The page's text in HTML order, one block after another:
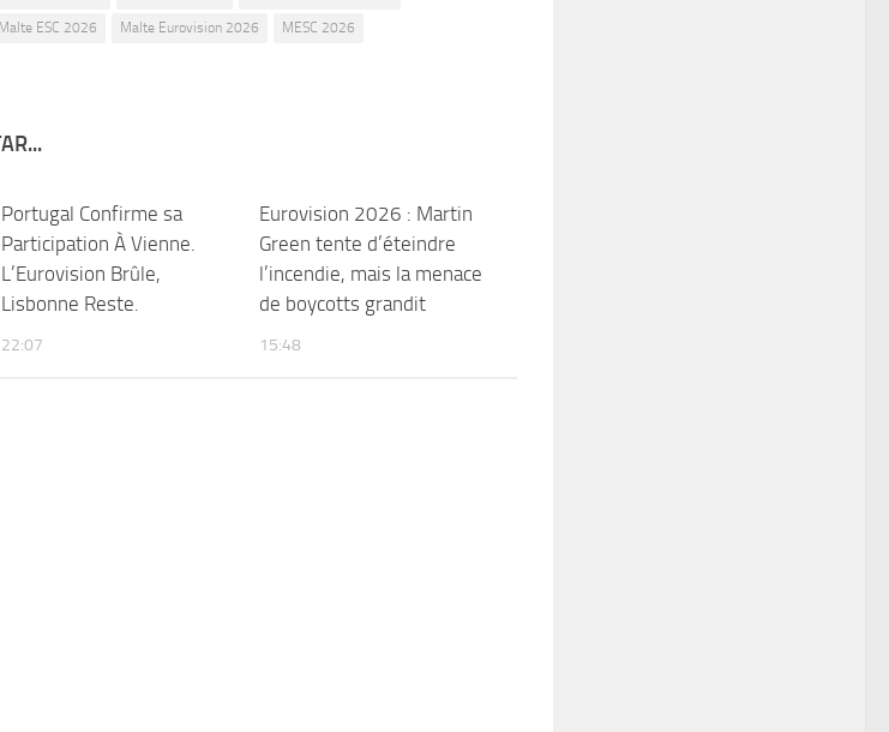
Malte ESC 2026 Malte Eurovision 2026
MESC 2026
Portugal Confirme sa
Participation À Vienne.
L’Eurovision Brûle,
Lisbonne Reste.
22:07
Eurovision 2026 : Martin
Green tente d’éteindre
l’incendie, mais la menace
de boycotts grandit
15:48